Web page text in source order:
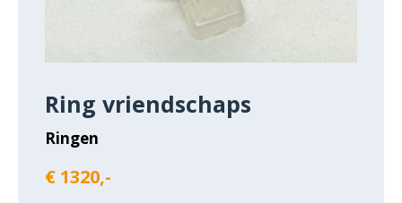
Ring vriendschaps
Ringen
€ 1320,-